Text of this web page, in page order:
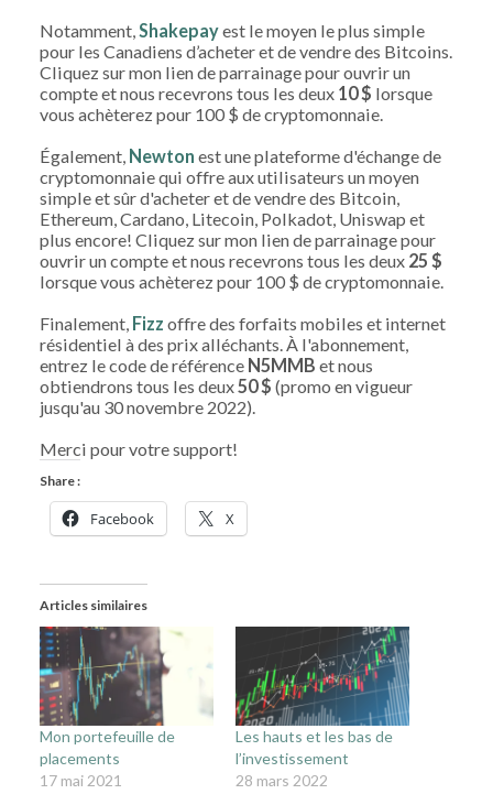
Notamment, Shakepayest le moyen le plus simple
pour les Canadiens d’acheter et de vendre des Bitcoins.
Cliquez sur mon lien de parrainage pour ouvrir un
compte et nous recevrons tous les deux 10 $ lorsque
vous achèterez pour 100 $ de cryptomonnaie.
Également, Newton est une plateforme d'échange de
cryptomonnaie qui offre aux utilisateurs un moyen
simple et sûr d'acheter et de vendre des Bitcoin,
Ethereum, Cardano, Litecoin, Polkadot, Uniswap et
plus encore! Cliquez sur mon lien de parrainage pour
ouvrir un compte et nous recevrons tous les deux 25 $
lorsque vous achèterez pour 100 $ de cryptomonnaie.
Finalement, Fizz offre des forfaits mobiles et internet
résidentiel à des prix alléchants. À l'abonnement,
entrez le code de référence N5MMB et nous
obtiendrons tous les deux 50 $ (promo en vigueur
jusqu'au 30 novembre 2022).
Merci pour votre support!
Share :
Facebook X
Articles similaires
Mon portefeuille de
placements
17 mai 2021
Les hauts et les bas de
l’investissement
28 mars 2022